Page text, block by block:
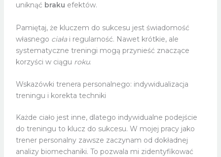
uniknąć braku efektów.
Pamiętaj, że kluczem do sukcesu jest świadomość
własnego ciałai regularność. Nawet krótkie, ale
systematyczne treningi mogą przynieść znaczące
korzyści w ciągu roku.
Wskazówki trenera personalnego: indywidualizacja
treningu i korekta techniki
Każde ciało jest inne, dlatego indywidualne podejście
do treningu to klucz do sukcesu. W mojej pracy jako
trener personalny zawsze zaczynam od dokładnej
analizy biomechaniki. To pozwala mi zidentyfikować